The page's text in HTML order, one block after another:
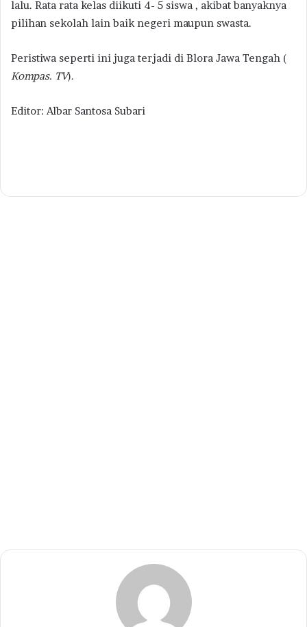
lalu. Rata rata kelas diikuti 4- 5 siswa , akibat banyaknya
pilihan sekolah lain baik negeri maupun swasta.
Peristiwa seperti ini juga terjadi di Blora Jawa Tengah (
Kompas. TV).
Editor: Albar Santosa Subari